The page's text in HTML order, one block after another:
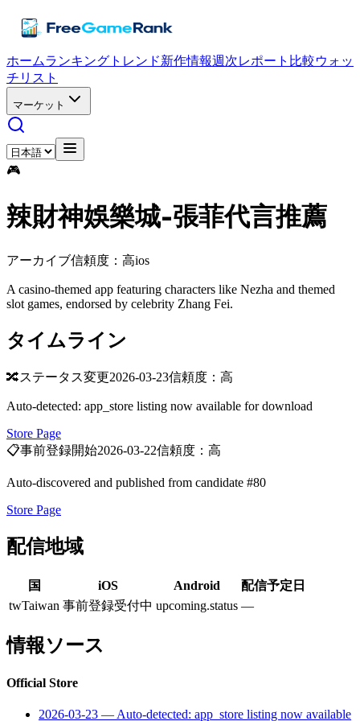
ホームランキング トレンド新作情報週次レポート 比較ウォッ
チリスト
マーケット
🎮
辣財神娛樂城-張菲代言推薦
アーカイブ信頼度：高ios
A casino-themed app featuring characters like Nezha and themed
slot games, endorsed by celebrity Zhang Fei.
タイムライン
🔀ステータス変更2026-03-23信頼度：高
Auto-detected: app_store listing now available for download
Store Page
📋事前登録開始2026-03-22信頼度：高
Auto-discovered and published from candidate #80
Store Page
配信地域
国 iOS Android
配信予定日
twTaiwan 事前登録受付中 upcoming.status —
情報ソース
Official Store
2026-03-23 — Auto-detected: app_store listing now available